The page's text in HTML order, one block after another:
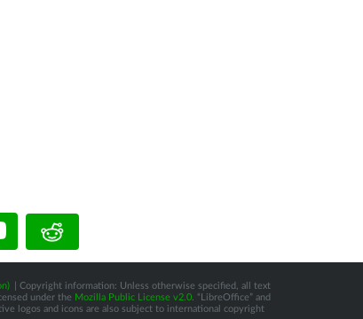
| Copyright information: Unless otherwise specified, all text
under the Mozilla Public License v2.0. “LibreOffice” and
logos and icons are also subject to international copyright